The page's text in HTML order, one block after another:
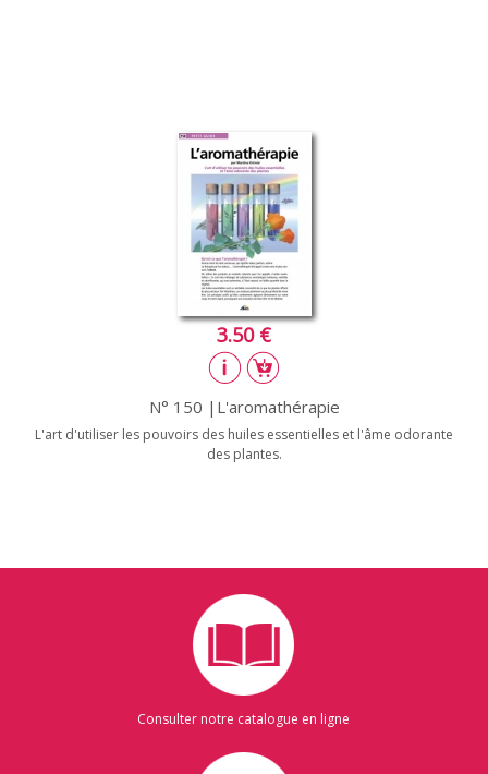
3.50 €
N° 150 |L'aromathérapie
L'art d'utiliser les pouvoirs des huiles essentielles et l'âme odorante
des plantes.
Consulter notre catalogue en ligne